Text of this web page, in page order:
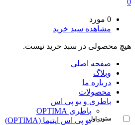
0
0 مورد
مشاهده سبد خرید
هیچ محصولی در سبد خرید نیست.
صفحه اصلی
وبلاگ
درباره ما
محصولات
ستون اول
باطری و یو پی اس
باطری OPTIMA
یو پی اس اپتیما (OPTIMA)